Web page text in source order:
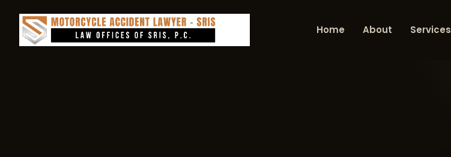
Home About